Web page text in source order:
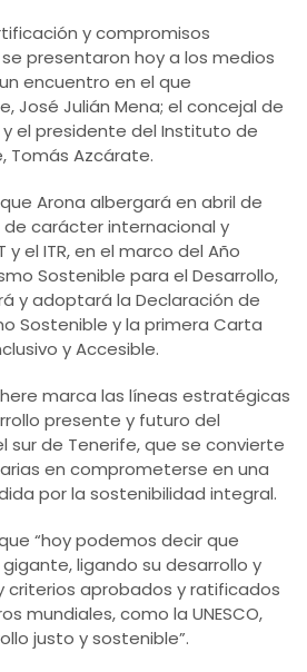
y compromisos
presentaron hoy a los medios
encuentro en el que
José Julián Mena; el concejal de
y el presidente del Instituto de
Tomás Azcárate.
Arona albergará en abril de
de carácter internacional y
el ITR, en el marco del Año
Sostenible para el Desarrollo,
y adoptará la Declaración de
Sostenible y la primera Carta
y Accesible.
marca las líneas estratégicas
presente y futuro del
sur de Tenerife, que se convierte
en comprometerse en una
por la sostenibilidad integral.
“hoy podemos decir que
ligando su desarrollo y
criterios aprobados y ratificados
mundiales, como la UNESCO,
justo y sostenible”.